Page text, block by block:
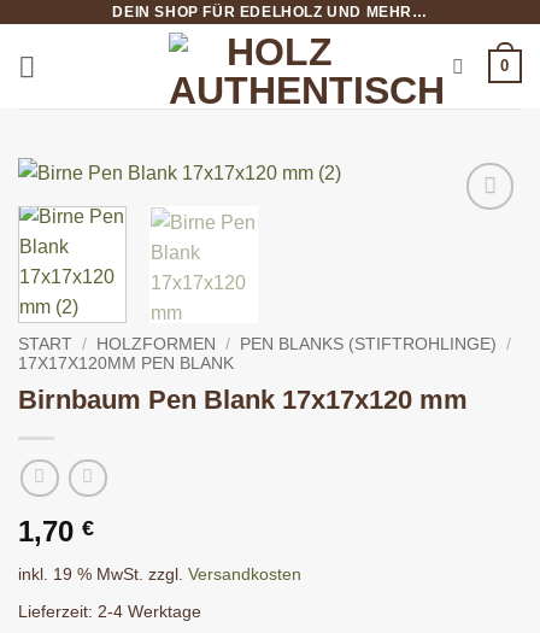
springen
DEIN SHOP FÜR EDELHOLZ UND MEHR…
0
START / HOLZFORMEN / PEN BLANKS (STIFTROHLINGE)
/
17X17X120MM PEN BLANK
Birnbaum Pen Blank 17x17x120 mm
1,70 €
inkl. 19 % MwSt. zzgl. Versandkosten
Lieferzeit: 2-4 Werktage